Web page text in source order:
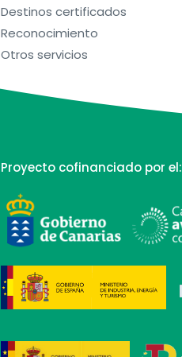
Destinos certificados
Reconocimiento
Otros servicios
Proyecto cofinanciado por el: